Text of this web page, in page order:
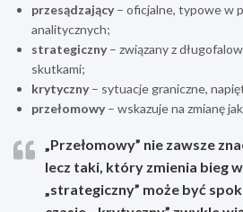
przesądzający– oficjalne, typowe w
analitycznych;
strategiczny– związany z
skutkami;
krytyczny– sytuacje graniczne,
przełomowy– wskazuje na zmianę
„Przełomowy” nie zawsze
lecz taki, który zmienia bieg
„strategiczny” może być